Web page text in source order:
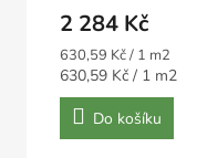
2 284 Kč
Měrná
cena:
630,59 Kč / 1 m2
Měrná
cena:
630,59 Kč / 1 m2
Do košíku